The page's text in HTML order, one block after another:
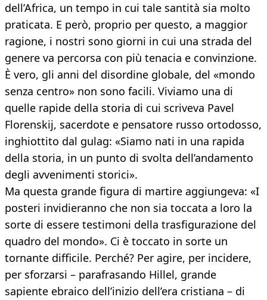
dell’Africa, un tempo in cui tale santità sia molto
praticata. E però, proprio per questo, a maggior
ragione, i nostri sono giorni in cui una strada del
genere va percorsa con più tenacia e convinzione.
È vero, gli anni del disordine globale, del «mondo
senza centro» non sono facili. Viviamo una di
quelle rapide della storia di cui scriveva Pavel
Florenskij, sacerdote e pensatore russo ortodosso,
inghiottito dal gulag: «Siamo nati in una rapida
della storia, in un punto di svolta dell’andamento
degli avvenimenti storici».
Ma questa grande figura di martire aggiungeva: «I
posteri invidieranno che non sia toccata a loro la
sorte di essere testimoni della trasfigurazione del
quadro del mondo». Ci è toccato in sorte un
tornante difficile. Perché? Per agire, per incidere,
per sforzarsi – parafrasando Hillel, grande
sapiente ebraico dell’inizio dell’era cristiana – di